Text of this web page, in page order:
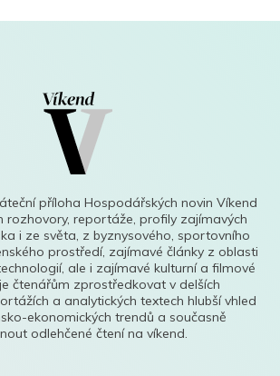
příloha Hospodářských novin Víkend
rozhovory, reportáže, profily zajímavých
i ze světa, z byznysového, sportovního
prostředí, zajímavé články z oblasti
ale i zajímavé kulturní a filmové
čtenářům zprostředkovat v delších
a analytických textech hlubší vhled
ekonomických trendů a současně
odlehčené čtení na víkend.